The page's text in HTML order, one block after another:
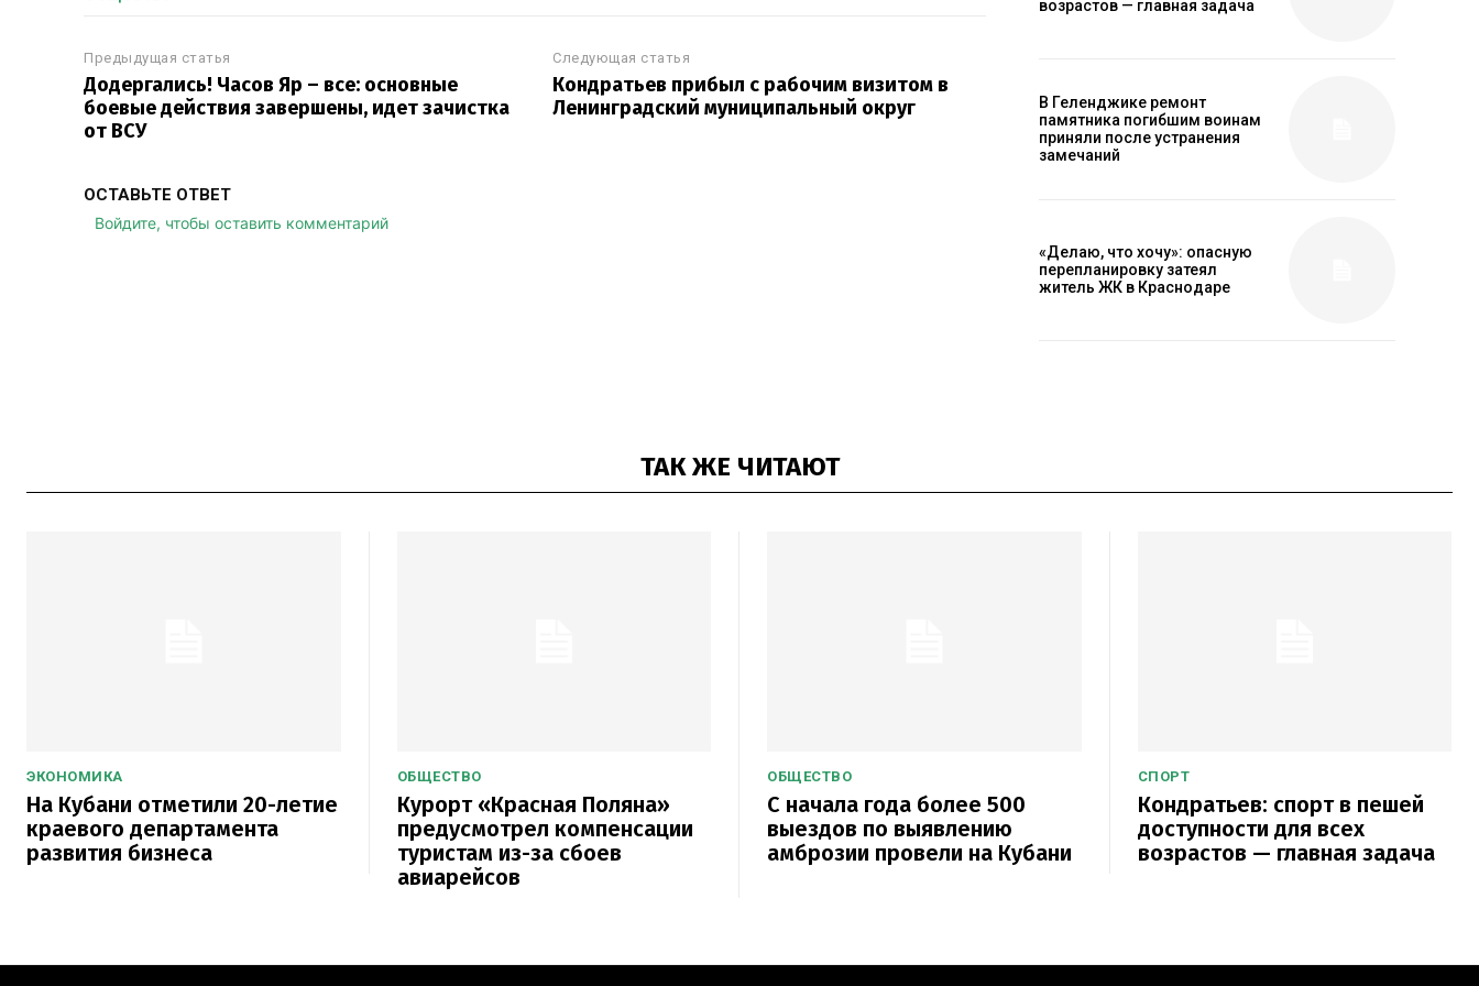
Предыдущая статья
Додергались! Часов Яр – все: основные
боевые действия завершены, идет зачистка
от ВСУ
Следующая статья
Кондратьев прибыл с рабочим визитом в
Ленинградский муниципальный округ
ОСТАВЬТЕ ОТВЕТ
Войдите, чтобы оставить комментарий
возрастов — главная задача
В Геленджике ремонт
памятника погибшим воинам
приняли после устранения
замечаний
«Делаю, что хочу»: опасную
перепланировку затеял
житель ЖК в Краснодаре
ТАК ЖЕ ЧИТАЮТ
ЭКОНОМИКА
На Кубани отметили 20-летие
краевого департамента
развития бизнеса
ОБЩЕСТВО
Курорт «Красная Поляна»
предусмотрел компенсации
туристам из-за сбоев
авиарейсов
ОБЩЕСТВО
С начала года более 500
выездов по выявлению
амброзии провели на Кубани
СПОРТ
Кондратьев: спорт в пешей
доступности для всех
возрастов — главная задача